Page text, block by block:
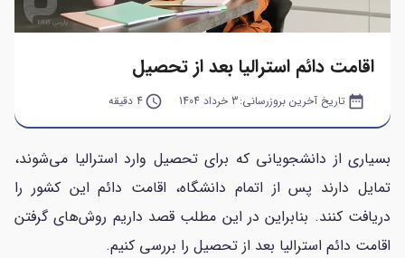
اقامت دائم استرالیا بعد از تحصیل
date_range تاریخ آخرین بروزرسانی:3 خرداد 1404 query_builder4 دقیقه
بسیاری از دانشجویانی که برای تحصیل وارد استرالیا می‌شوند،
تمایل دارند پس از اتمام دانشگاه، اقامت دائم این کشور را
دریافت کنند. بنابراین در این مطلب قصد داریم روش‌های گرفتن
اقامت دائم استرالیا بعد از تحصیل را بررسی کنیم.